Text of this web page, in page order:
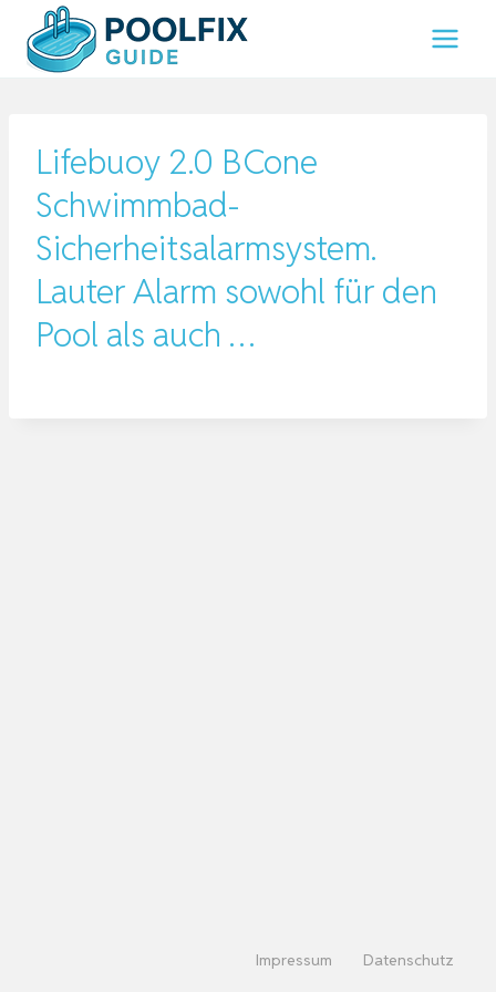
Inhalt
springen
Lifebuoy 2.0 BCone
Schwimmbad-
Sicherheitsalarmsystem.
Lauter Alarm sowohl für den
Pool als auch …
Impressum Datenschutz